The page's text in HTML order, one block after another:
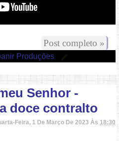
Post completo »
Produções
Senhor -
doce contralto
Feira, 1 De Março De 2023 Às 18:30